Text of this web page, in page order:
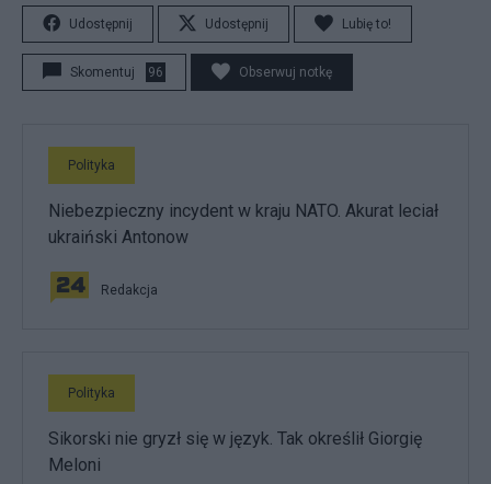
Udostępnij Udostępnij Lubię to!
Skomentuj 96 Obserwuj notkę
Polityka
Niebezpieczny incydent w kraju NATO. Akurat leciał
ukraiński Antonow
Redakcja
Polityka
Sikorski nie gryzł się w język. Tak określił Giorgię
Meloni